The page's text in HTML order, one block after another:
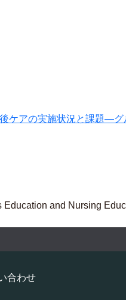
ケアの実施状況と課題―
and Nursing
合わせ